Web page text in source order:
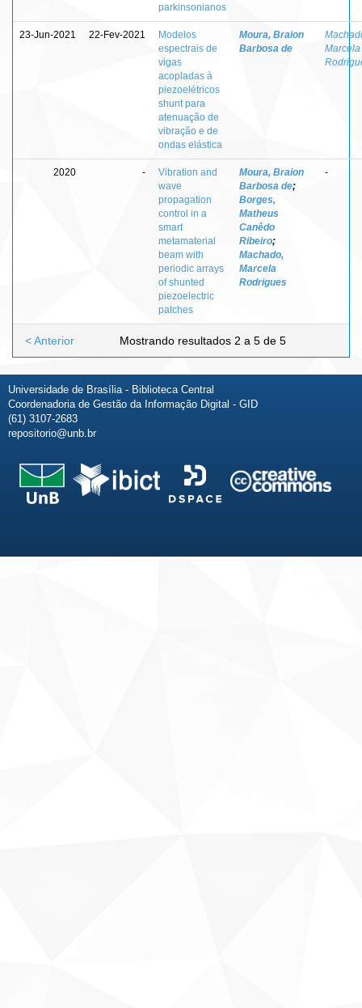
parkinsonianos
23-Jun-2021 22-Fev-2021
Modelos
espectrais de
vigas
acopladas à
piezoelétricos
shunt para
atenuação de
vibração e de
ondas elástica
Moura, Braion
Barbosa de
Marcela
2020 -
Vibration and
wave
propagation
control in a
smart
metamaterial
beam with
periodic arrays
of shunted
piezoelectric
patches
Moura, Braion
Barbosa de;
Borges,
Matheus
Canêdo
Ribeiro;
Machado,
Marcela
Rodrigues
-
Mostrando resultados 2 a 5 de 5
< Anterior
Universidade de Brasília - Biblioteca Central
Coordenadoria de Gestão da Informação Digital - GID
(61) 3107-2683
repositorio@unb.br